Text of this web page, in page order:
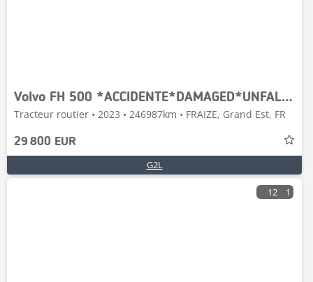
Volvo FH 500 *ACCIDENTE*DAMAGED*UNFALL*
Tracteur routier • 2023 • 246987km • FRAIZE, Grand Est, FR
29 800 EUR
G2L
12 1